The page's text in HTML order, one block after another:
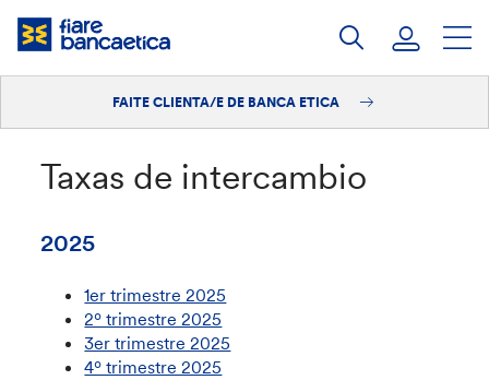
Saltar
Faite clienta/e
FAITE CLIENTA/E DE BANCA ETICA
Taxas de intercambio
2025
1er trimestre 2025
2º trimestre 2025
3er trimestre 2025
4º trimestre 2025